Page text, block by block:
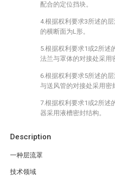
Description
一种层流罩
技术领域
配合的定位挡块。
4.根据权利要求3所述的
的横断面为L形。
5.根据权利要求1或2所述
法兰与罩体的对接处采用
6.根据权利要求5所述的
与送风管的对接处采用密
7.根据权利要求1或2所述
器采用液槽密封结构。